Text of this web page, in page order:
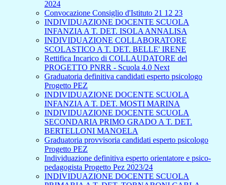
2024
Convocazione Consiglio d'Istituto 21 12 23
INDIVIDUAZIONE DOCENTE SCUOLA
INFANZIA A T. DET. ISOLA ANNALISA
INDIVIDUAZIONE COLLABORATORE
SCOLASTICO A T. DET. BELLE' IRENE
Rettifica Incarico di COLLAUDATORE del
PROGETTO PNRR - Scuola 4.0 Next
Graduatoria definitiva candidati esperto psicologo
Progetto PEZ
INDIVIDUAZIONE DOCENTE SCUOLA
INFANZIA A T. DET. MOSTI MARINA
INDIVIDUAZIONE DOCENTE SCUOLA
SECONDARIA PRIMO GRADO A T. DET.
BERTELLONI MANOELA
Graduatoria provvisoria candidati esperto psicologo
Progetto PEZ
Individuazione definitiva esperto orientatore e psico-
pedagogista Progetto Pez 2023/24
INDIVIDUAZIONE DOCENTE SCUOLA